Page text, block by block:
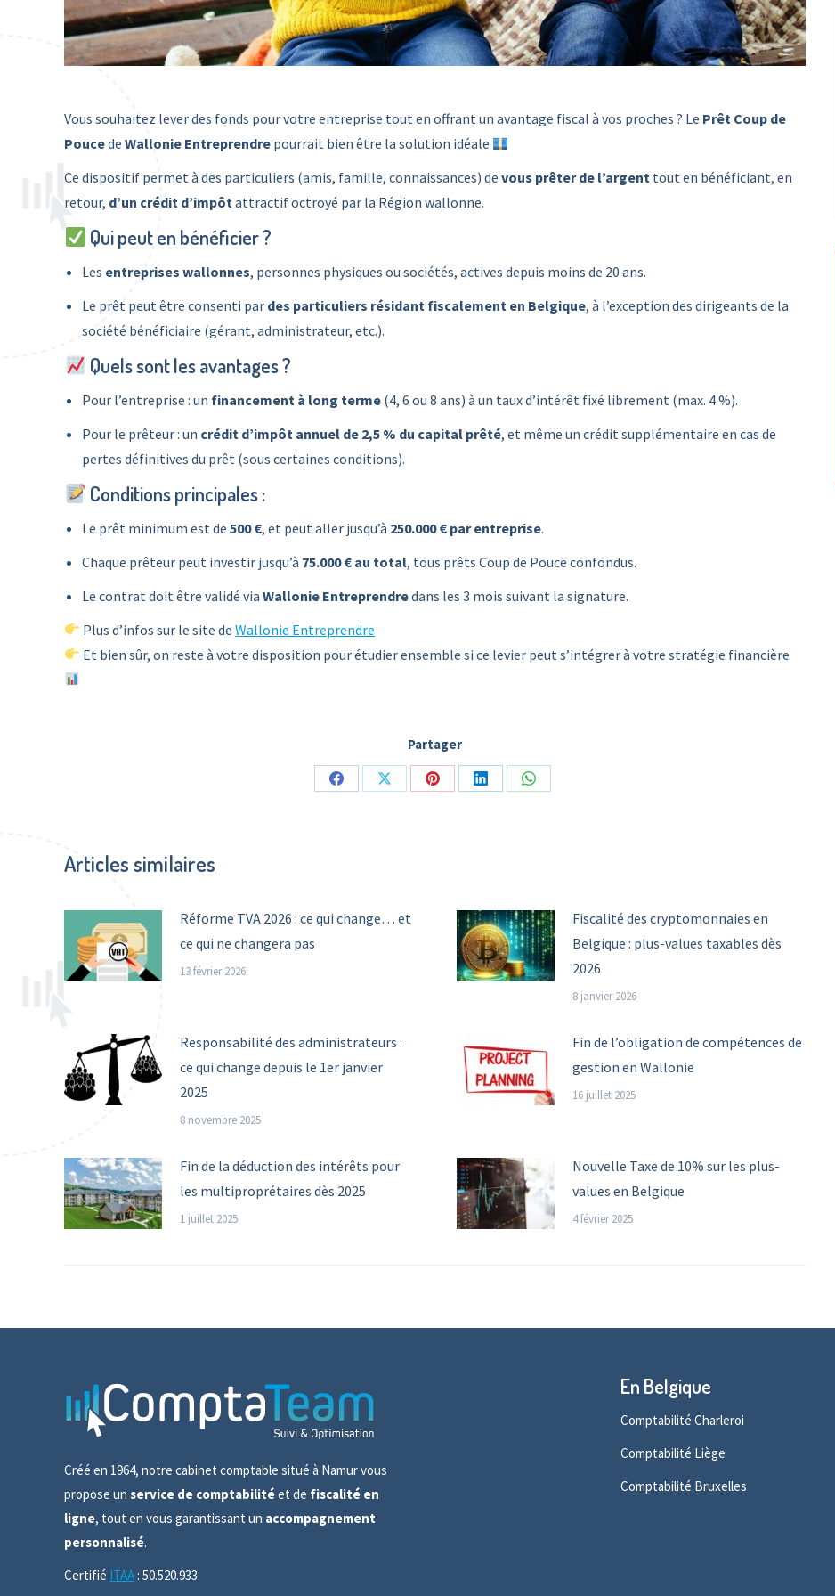
Vous souhaitez lever des fonds pour votre entreprise tout en offrant un avantage fiscal à vos proches ? Le Prêt Coup de
Poucede Wallonie Entreprendre pourrait bien être la solution idéale
Ce dispositif permet à des particuliers (amis, famille, connaissances) de vous prêter de l’argent tout en bénéficiant, en
retour, d’un crédit d’impôt attractif octroyé par la Région wallonne.
Qui peut en bénéficier ?
Les entreprises wallonnes, personnes physiques ou sociétés, actives depuis moins de 20 ans.
Le prêt peut être consenti par des particuliers résidant fiscalement en Belgique, à l’exception des dirigeants de la
société bénéficiaire (gérant, administrateur, etc.).
Quels sont les avantages ?
Pour l’entreprise : un financement à long terme (4, 6 ou 8 ans) à un taux d’intérêt fixé librement (max. 4 %).
Pour le prêteur : un crédit d’impôt annuel de 2,5 % du capital prêté, et même un crédit supplémentaire en cas de
pertes définitives du prêt (sous certaines conditions).
Conditions principales :
Le prêt minimum est de 500 €, et peut aller jusqu’à 250.000 € par entreprise.
Chaque prêteur peut investir jusqu’à 75.000 € au total, tous prêts Coup de Pouce confondus.
Le contrat doit être validé via Wallonie Entreprendredans les 3 mois suivant la signature.
Plus d’infos sur le site deWallonie Entreprendre
Et bien sûr, on reste à votre disposition pour étudier ensemble si ce levier peut s’intégrer à votre stratégie financière
Partager
Share
Share
Share
Share
Share
Articles similaires
Réforme TVA 2026 : ce qui change… et
ce qui ne changera pas
13 février 2026
Fiscalité des cryptomonnaies en
Belgique : plus-values taxables dès
2026
8 janvier 2026
Responsabilité des administrateurs :
ce qui change depuis le 1er janvier
2025
8 novembre 2025
Fin de l’obligation de compétences de
gestion en Wallonie
16 juillet 2025
Fin de la déduction des intérêts pour
les multiproprétaires dès 2025
1 juillet 2025
Nouvelle Taxe de 10% sur les plus-
values en Belgique
4 février 2025
Créé en 1964, notre cabinet comptable situé à Namur vous
propose un service de comptabilitéet de fiscalité en
ligne, tout en vous garantissant un accompagnement
personnalisé.
Certifié ITAA : 50.520.933
En Belgique
Comptabilité Charleroi
Comptabilité Liège
Comptabilité Bruxelles